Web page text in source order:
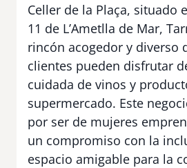
Celler de la Plaça, situado
11 de L’Ametlla de Mar,
rincón acogedor y diverso
clientes pueden disfrutar
cuidada de vinos y
supermercado. Este
por ser de mujeres
un compromiso con la
espacio amigable para la